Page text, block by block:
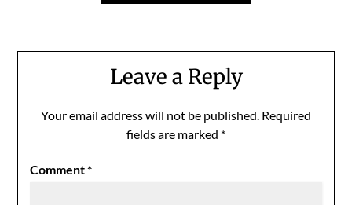
Leave a Reply
Your email address will not be published. Required
fields are marked *
Comment*